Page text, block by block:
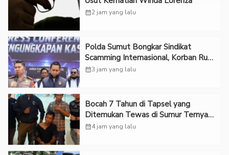
calendar_month2 jam yang lalu
Polda Sumut Bongkar Sindikat
Scamming Internasional, Korban Rugi
Rp6,7 Miliar
calendar_month3 jam yang lalu
Bocah 7 Tahun di Tapsel yang
Ditemukan Tewas di Sumur Ternyata
Korban Kekerasan Seksual
calendar_month4 jam yang lalu